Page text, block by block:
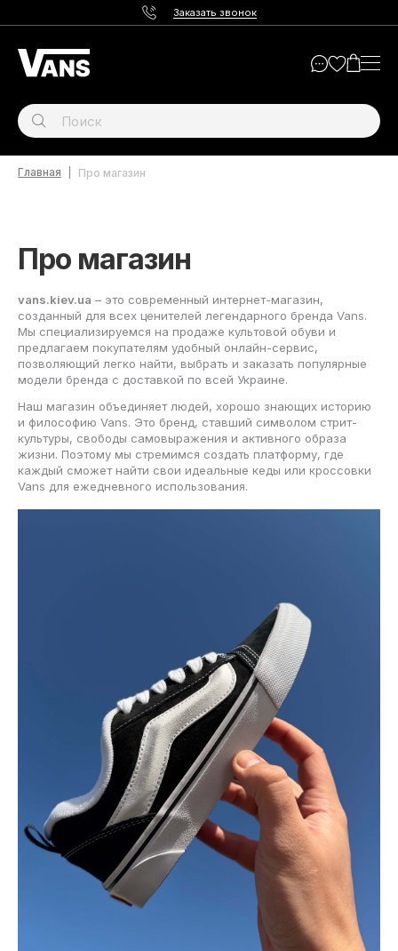
Заказать звонок
Главная Про магазин
Про магазин
vans.kiev.ua – это современный интернет-магазин,
созданный для всех ценителей легендарного бренда Vans.
Мы специализируемся на продаже культовой обуви и
предлагаем покупателям удобный онлайн-сервис,
позволяющий легко найти, выбрать и заказать популярные
модели бренда с доставкой по всей Украине.
Наш магазин объединяет людей, хорошо знающих историю
и философию Vans. Это бренд, ставший символом стрит-
культуры, свободы самовыражения и активного образа
жизни. Поэтому мы стремимся создать платформу, где
каждый сможет найти свои идеальные кеды или кроссовки
Vans для ежедневного использования.